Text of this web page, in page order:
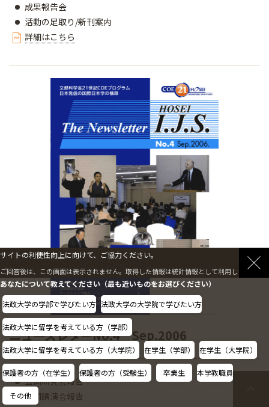
成果報告会
活動の足取り/新刊案内
詳細はこちら
ニューズレターNo.4 Sep.2006
公開研究会報告
公開講演会報告
サイトの利便性向上に向けて、ご協力ください。
ご回答後は、この画面は表示されません。取得した情報は統計情報として利用します。
あなたについて教えてください（最も近いものをお選びください）
法政大学の学部で学びたい方 法政大学の大学院で学びたい方
法政大学に留学を考えている方（学部）
法政大学に留学を考えている方（大学院） 在学生（学部） 在学生（大学院）
保護者の方（在学生） 保護者の方（受験生） 卒業生 本学教職員
その他